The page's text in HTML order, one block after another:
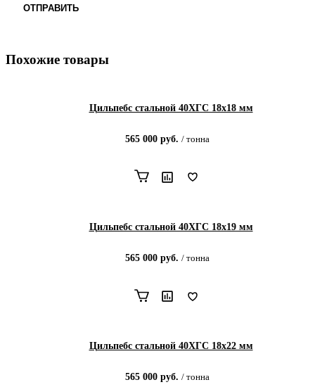
ОТПРАВИТЬ
Похожие товары
Цильпебс стальной 40ХГС 18х18 мм
565 000 руб. / тонна
Цильпебс стальной 40ХГС 18х19 мм
565 000 руб. / тонна
Цильпебс стальной 40ХГС 18х22 мм
565 000 руб. / тонна